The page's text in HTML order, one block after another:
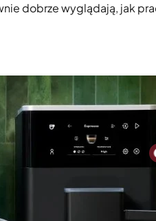
dobrze wyglądają, jak